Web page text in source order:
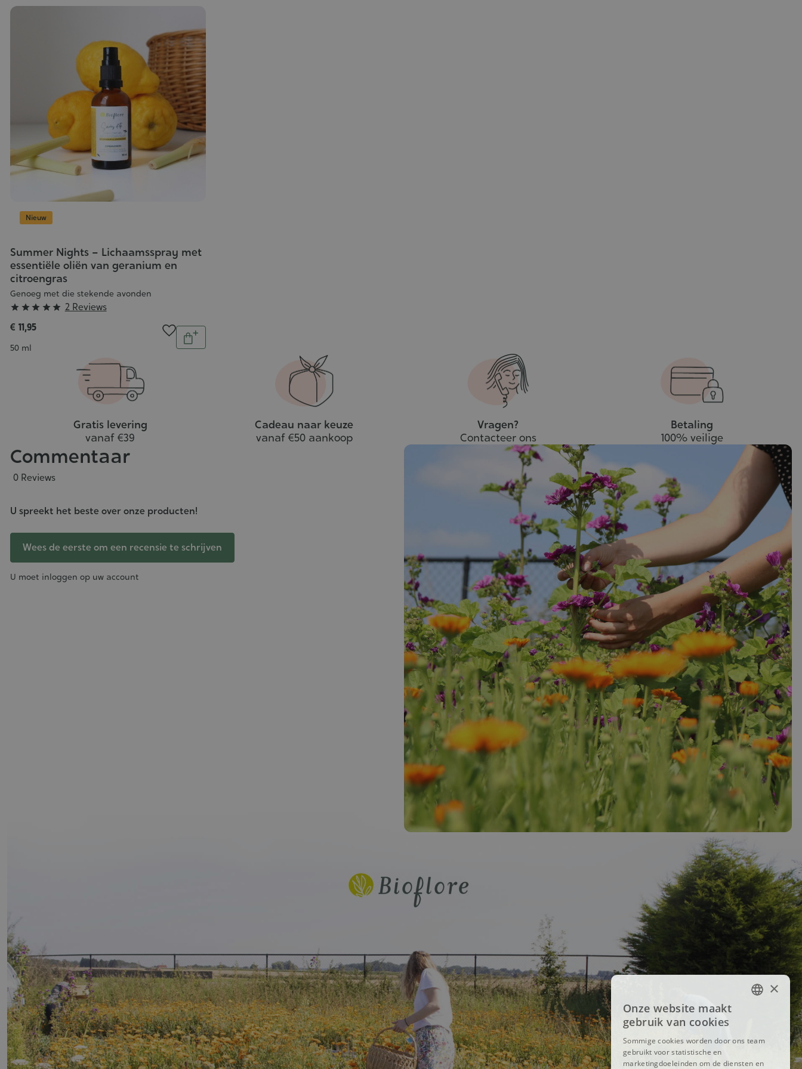
Nieuw
Summer Nights – Lichaamsspray met
essentiële oliën van geranium en
citroengras
Genoeg met die stekende avonden
Grade
5/5
     2 Reviews
€ 11,95
Inhoud
50 ml
Aantal
In
Gratis levering
vanaf €39
Cadeau naar keuze
vanaf €50 aankoop
Vragen?
Contacteer ons
Betaling
100% veilige
Commentaar
0 Reviews
U spreekt het beste over onze producten!
Wees de eerste om een recensie te schrijven
U moet inloggen op uw account
×
Onze website maakt
gebruik van cookies
Sommige cookies worden door ons team
gebruikt voor statistische en
marketingdoeleinden om de diensten en